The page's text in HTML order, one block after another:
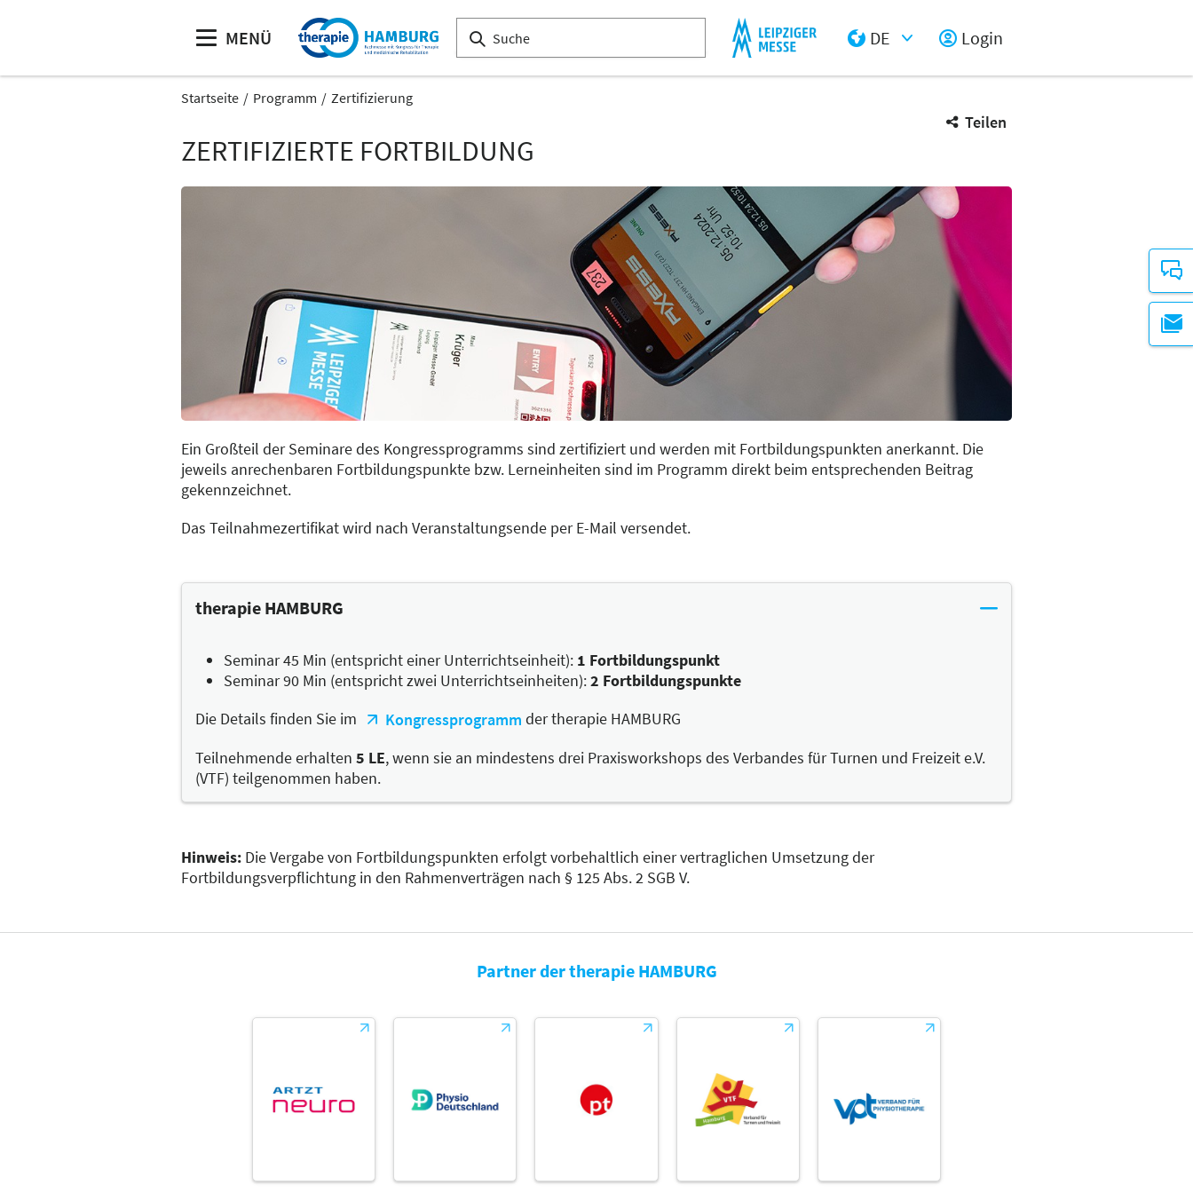
MENÜ
DE
Login
Startseite Programm Zertifizierung
Teilen
ZERTIFIZIERTE FORTBILDUNG
Ein Großteil der Seminare des Kongressprogramms sind zertifiziert und werden mit Fortbildungspunkten anerkannt. Die
jeweils anrechenbaren Fortbildungspunkte bzw. Lerneinheiten sind im Programm direkt beim entsprechenden Beitrag
gekennzeichnet.
Das Teilnahmezertifikat wird nach Veranstaltungsende per E-Mail versendet.
therapie HAMBURG
Seminar 45 Min (entspricht einer Unterrichtseinheit): 1 Fortbildungspunkt
Seminar 90 Min (entspricht zwei Unterrichtseinheiten):2 Fortbildungspunkte
Die Details finden Sie im
Kongressprogramm der therapie HAMBURG
Teilnehmende erhalten 5 LE, wenn sie an mindestens drei Praxisworkshops des Verbandes für Turnen und Freizeit e.V.
(VTF) teilgenommen haben.
Hinweis: Die Vergabe von Fortbildungspunkten erfolgt vorbehaltlich einer vertraglichen Umsetzung der
Fortbildungsverpflichtung in den Rahmenverträgen nach § 125 Abs. 2 SGB V.
Partner der therapie HAMBURG